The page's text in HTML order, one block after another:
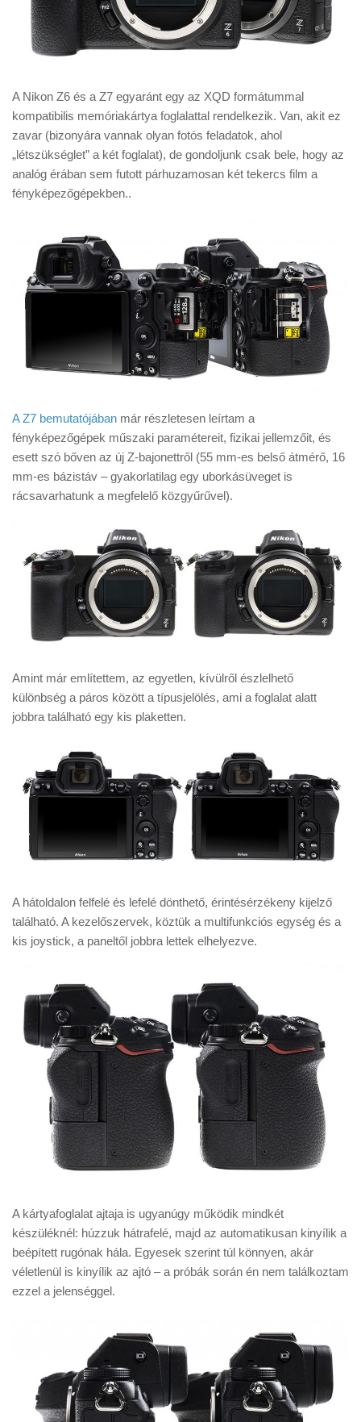
A Nikon Z6 és a Z7 egyaránt egy az XQD formátummal
kompatibilis memóriakártya foglalattal rendelkezik. Van, akit ez
zavar (bizonyára vannak olyan fotós feladatok, ahol
„létszükséglet” a két foglalat), de gondoljunk csak bele, hogy az
analóg érában sem futott párhuzamosan két tekercs film a
fényképezőgépekben..
A Z7 bemutatójában már részletesen leírtam a
fényképezőgépek műszaki paramétereit, fizikai jellemzőit, és
esett szó bőven az új Z-bajonettről (55 mm-es belső átmérő, 16
mm-es bázistáv – gyakorlatilag egy uborkásüveget is
rácsavarhatunk a megfelelő közgyűrűvel).
Amint már említettem, az egyetlen, kívülről észlelhető
különbség a páros között a típusjelölés, ami a foglalat alatt
jobbra található egy kis plaketten.
A hátoldalon felfelé és lefelé dönthető, érintésérzékeny kijelző
található. A kezelőszervek, köztük a multifunkciós egység és a
kis joystick, a paneltől jobbra lettek elhelyezve.
A kártyafoglalat ajtaja is ugyanúgy működik mindkét
készüléknél: húzzuk hátrafelé, majd az automatikusan kinyílik a
beépített rugónak hála. Egyesek szerint túl könnyen, akár
véletlenül is kinyílik az ajtó – a próbák során én nem találkoztam
ezzel a jelenséggel.